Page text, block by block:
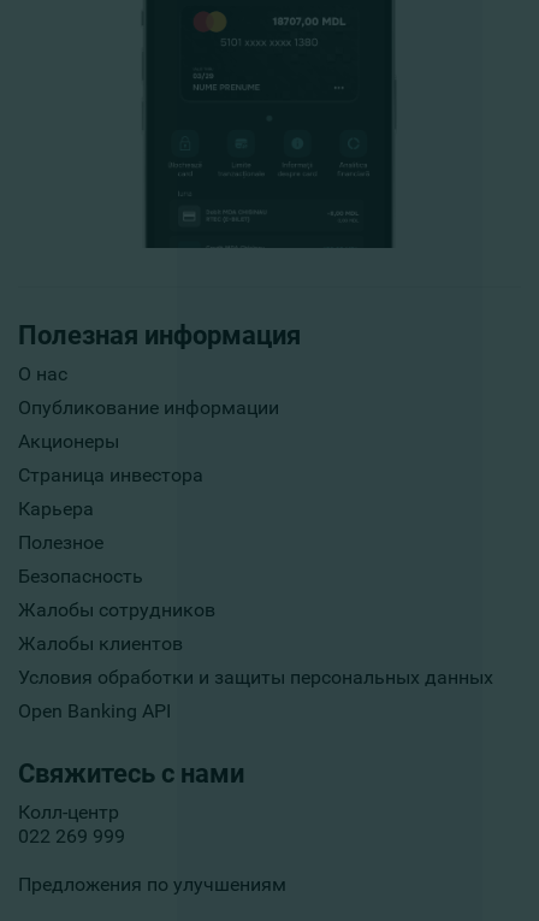
Полезная информация
О нас
Опубликование информации
Акционеры
Страница инвестора
Карьера
Полезное
Безопасность
Жалобы сотрудников
Жалобы клиентов
Условия обработки и защиты персональных данных
Open Banking API
Свяжитесь с нами
Колл-центр
022 269 999
Предложения по улучшениям